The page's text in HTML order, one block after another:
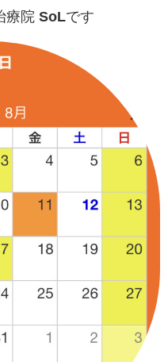
療院 SoLです